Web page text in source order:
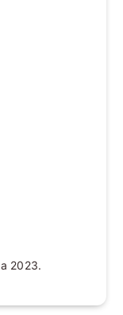
2023.